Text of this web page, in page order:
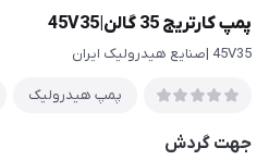
پمپ کارتریج 35 گالن|45V35
45V35 |صنایع هیدرولیک ایران
پمپ هیدرولیک
جهت گردش